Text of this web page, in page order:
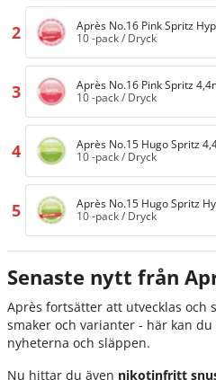
2
Après No.16 Pink Spritz
11mg10 -pack/ Dryck
3
Après No.16 Pink Spritz
10 -pack/ Dryck
4
Après No.15 Hugo Spritz
10 -pack/ Dryck
5
Après No.15 Hugo Spritz
11mg10 -pack/ Dryck
Senaste nytt från
Après fortsätter att utvecklas och
smaker och varianter - här kan
nyheterna och släppen.
Nu hittar du även nikotinfritt